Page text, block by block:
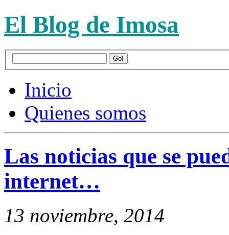
El Blog de Imosa
Inicio
Quienes somos
Las noticias que se
internet…
13 noviembre, 2014